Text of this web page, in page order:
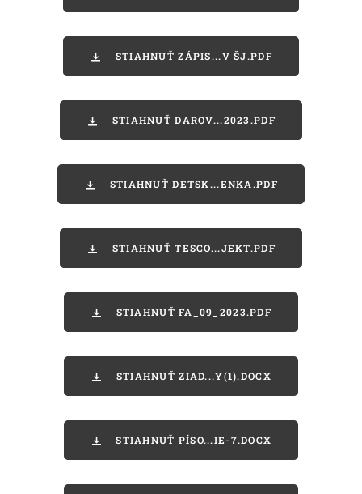
STIAHNUŤ ZÁPIS...V ŠJ.PDF
STIAHNUŤ DAROV...2023.PDF
STIAHNUŤ DETSK...ENKA.PDF
STIAHNUŤ TESCO...JEKT.PDF
STIAHNUŤ FA_09_2023.PDF
STIAHNUŤ ZIAD...Y(1).DOCX
STIAHNUŤ PÍSO...IE-7.DOCX